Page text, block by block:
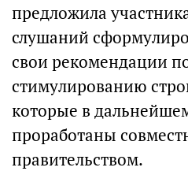
предложила
слушаний
свои рекомендации
стимулированию
которые в
проработаны
правительством.